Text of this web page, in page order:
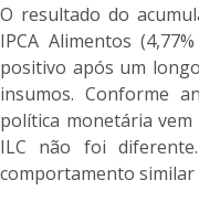
O resultado do
IPCA Alimentos
positivo após um
insumos. Conforme
política monetária
ILC não foi
comportamento similar